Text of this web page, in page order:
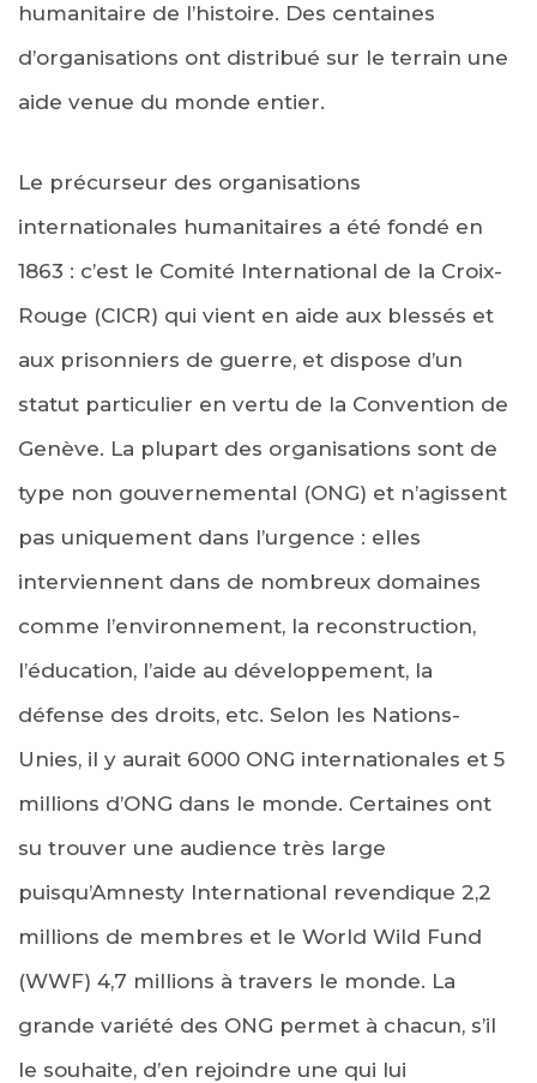
humanitaire de l’histoire. Des centaines
d’organisations ont distribué sur le terrain une
aide venue du monde entier.
Le précurseur des organisations
internationales humanitaires a été fondé en
1863 : c’est le Comité International de la Croix-
Rouge (CICR) qui vient en aide aux blessés et
aux prisonniers de guerre, et dispose d’un
statut particulier en vertu de la Convention de
Genève. La plupart des organisations sont de
type non gouvernemental (ONG) et n’agissent
pas uniquement dans l’urgence : elles
interviennent dans de nombreux domaines
comme l’environnement, la reconstruction,
l’éducation, l’aide au développement, la
défense des droits, etc. Selon les Nations-
Unies, il y aurait 6000 ONG internationales et 5
millions d’ONG dans le monde. Certaines ont
su trouver une audience très large
puisqu’Amnesty International revendique 2,2
millions de membres et le World Wild Fund
(WWF) 4,7 millions à travers le monde. La
grande variété des ONG permet à chacun, s’il
le souhaite, d’en rejoindre une qui lui